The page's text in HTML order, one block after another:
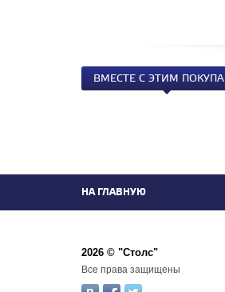
ВМЕСТЕ С ЭТИМ
НА ГЛАВНУЮ
2026 © "Столс"
Все права защищены